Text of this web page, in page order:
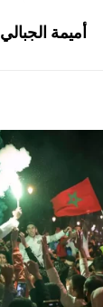
أميمة الجبالي